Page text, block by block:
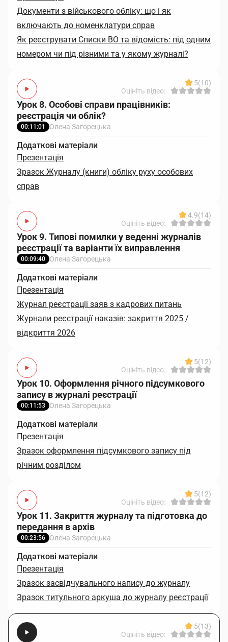
Документи з військового обліку: що і як
включають до номенклатури справ
Як реєструвати Списки ВО та відомість: під одним
номером чи під різними та у якому журналі?
5(10)
Оцініть відео:
Урок 8. Особові справи працівників:
реєстрація чи облік?
00:11:01 Олена Загорецька
Додаткові матеріали
Презентація
Зразок Журналу (книги) обліку руху особових
справ
4.9(14)
Оцініть відео:
Урок 9. Типові помилки у веденні журналів
реєстрації та варіанти їх виправлення
00:09:40 Олена Загорецька
Додаткові матеріали
Презентація
Журнал реєстрації заяв з кадрових питань
Журнали реєстрації наказів: закриття 2025 /
відкриття 2026
5(12)
Оцініть відео:
Урок 10. Оформлення річного підсумкового
запису в журналі реєстрації
00:11:53 Олена Загорецька
Додаткові матеріали
Презентація
Зразок оформлення підсумкового запису під
річним розділом
5(12)
Оцініть відео:
Урок 11. Закриття журналу та підготовка до
передання в архів
00:23:56 Олена Загорецька
Додаткові матеріали
Презентація
Зразок засвідчувального напису до журналу
Зразок титульного аркуша до журналу реєстрації
5(13)
Оцініть відео: